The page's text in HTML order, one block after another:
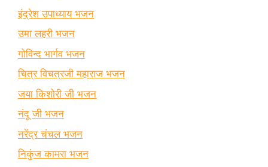
इंद्रेश उपाध्याय भजन
उमा लहरी भजन
गोविन्द भार्गव भजन
चित्र विचत्रजी महाराज भजन
जया किशोरी जी भजन
नंदू जी भजन
नरेंद्र चंचल भजन
निकुंज कामरा भजन